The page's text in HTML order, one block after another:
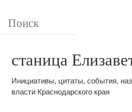
станица
Инициативы, цитаты, события,
власти Краснодарского края